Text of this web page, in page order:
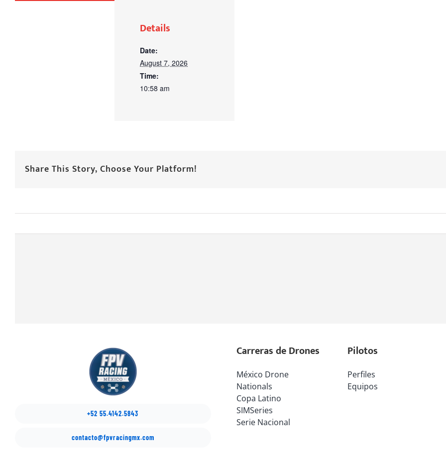
Details
Date:
August 7, 2026
Time:
10:58 am
Share This Story, Choose Your Platform!
+52 55.4142.5843
contacto@fpvracingmx.com
Carreras de Drones
México Drone
Nationals
Copa Latino
SIMSeries
Serie Nacional
Pilotos
Perfiles
Equipos